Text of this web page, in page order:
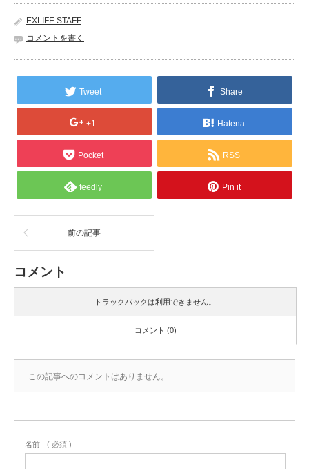
EXLIFE STAFF
コメントを書く
Tweet Share
+1 Hatena
Pocket RSS
feedly Pin it
前の記事
コメント
トラックバックは利用できません。
コメント (0)
この記事へのコメントはありません。
名前 ( 必須 )